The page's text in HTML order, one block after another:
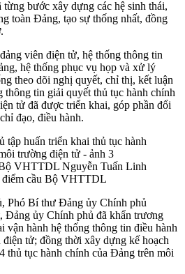
bước xây dựng các hệ sinh thái,
toàn Đảng, tạo sự thống nhất, đồng
viên điện tử, hệ thống thông tin
hệ thống phục vụ họp và xử lý
theo dõi nghị quyết, chỉ thị, kết luận
thông tin giải quyết thủ tục hành chính
tử đã được triển khai, góp phần đổi
đạo, điều hành.
VHTTDL Nguyễn Tuấn Linh
điểm cầu Bộ VHTTDL
Phó Bí thư Đảng ủy Chính phủ
Đảng ủy Chính phủ đã khẩn trương
vận hành hệ thống thông tin điều hành
điện tử; đồng thời xây dựng kế hoạch
thủ tục hành chính của Đảng trên môi